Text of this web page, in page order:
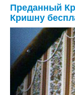
Преданный
Кришну